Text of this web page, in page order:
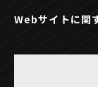
Webサイトに関